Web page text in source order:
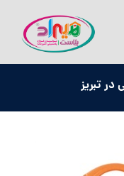
در تبریز